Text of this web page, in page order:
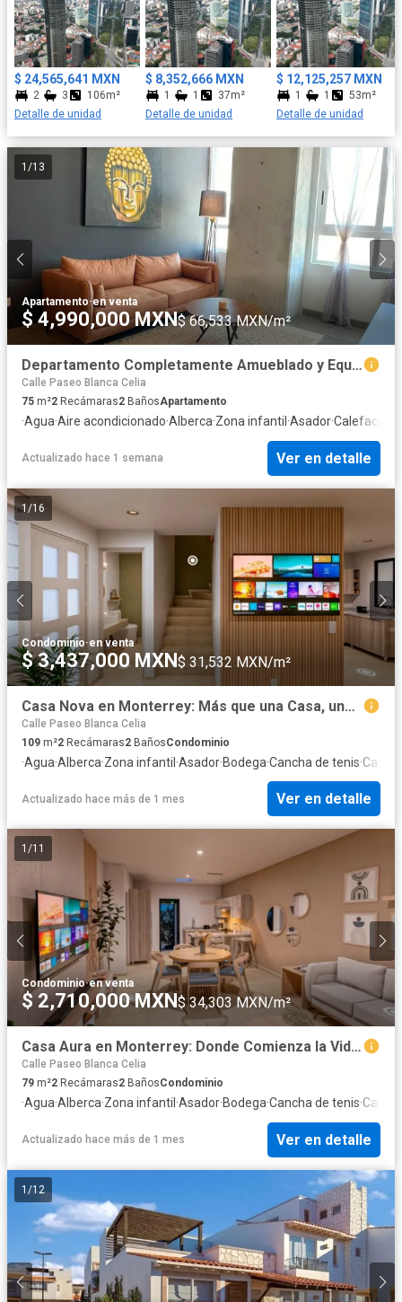
inquilinos. La ubicación estratégica de University Tower® te
conecta con todo lo que amas, empieza el día sin preocuparte
por el tráfico y disfruta trabajar desde casa; por la tarde- noche,
explora los exclusivos restaurantes, bares, y espacios culturales
de la colina Juárez. University Tower® no es solo un lugar para
vivir, es un estilo de vida único diseñado para quienes buscan lo
redefine los estándares de vida urbana. Entre sus características
destaca una cimentación robusta que cumple con los más altos
estándares de seguridad estructural. ¿Estas listo para ser parte
de esta experiencia? Características del edificio • Jardín Elevado
• Spa • Gimnasio • Alberca • Cafetería • Studio Kitchen • Lounge •
Oficina de rentas • Horno para pizza • Estética Canina
$ 24,565,641 MXN
2 3
106m²
Detalle de unidad
$ 8,352,666 MXN
1 1
37m²
Detalle de unidad
$ 12,125,257 MXN
1 1
53m²
Detalle de unidad
1 /13
Apartamento·en venta
$ 4,990,000 MXN$ 66,533 MXN/m²
Departamento Completamente Amueblado y Equipado en Venta en Torre República
Calle Paseo Blanca Celia
75 m²2 Recámaras2 BañosApartamento
·Agua·Aire acondicionado·Alberca·Zona infantil ·Asador·Calefacción
Actualizado hace 1 semana Ver en detalle
1 /16
Condominio·en venta
$ 3,437,000 MXN$ 31,532 MXN/m²
Casa Nova en Monterrey: Más que una Casa, una Oportunidad para Crecer
Calle Paseo Blanca Celia
109 m²2 Recámaras2 BañosCondominio
·Agua·Alberca·Zona infantil ·Asador·Bodega·Cancha de tenis·
Actualizado hace más de 1 mes Ver en detalle
1 /11
Condominio·en venta
$ 2,710,000 MXN$ 34,303 MXN/m²
Casa Aura en Monterrey: Donde Comienza la Vida que Siempre Has Imaginado
Calle Paseo Blanca Celia
79 m²2 Recámaras2 BañosCondominio
·Agua·Alberca·Zona infantil ·Asador·Bodega·Cancha de tenis·
Actualizado hace más de 1 mes Ver en detalle
1 /12